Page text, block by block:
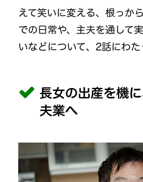
えて笑いに変える、根っか
での日常や、主夫を通して
いなどについて、2話にわた
長女の出産を機
夫業へ